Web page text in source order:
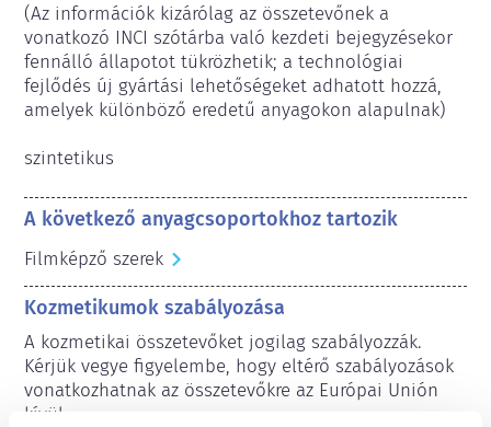
(Az információk kizárólag az összetevőnek a
vonatkozó INCI szótárba való kezdeti bejegyzésekor
fennálló állapotot tükrözhetik; a technológiai
fejlődés új gyártási lehetőségeket adhatott hozzá,
amelyek különböző eredetű anyagokon alapulnak)
szintetikus
A következő anyagcsoportokhoz tartozik
Filmképző szerek
Kozmetikumok szabályozása
A kozmetikai összetevőket jogilag szabályozzák.
Kérjük vegye figyelembe, hogy eltérő szabályozások
vonatkozhatnak az összetevőkre az Európai Unión
kívül.